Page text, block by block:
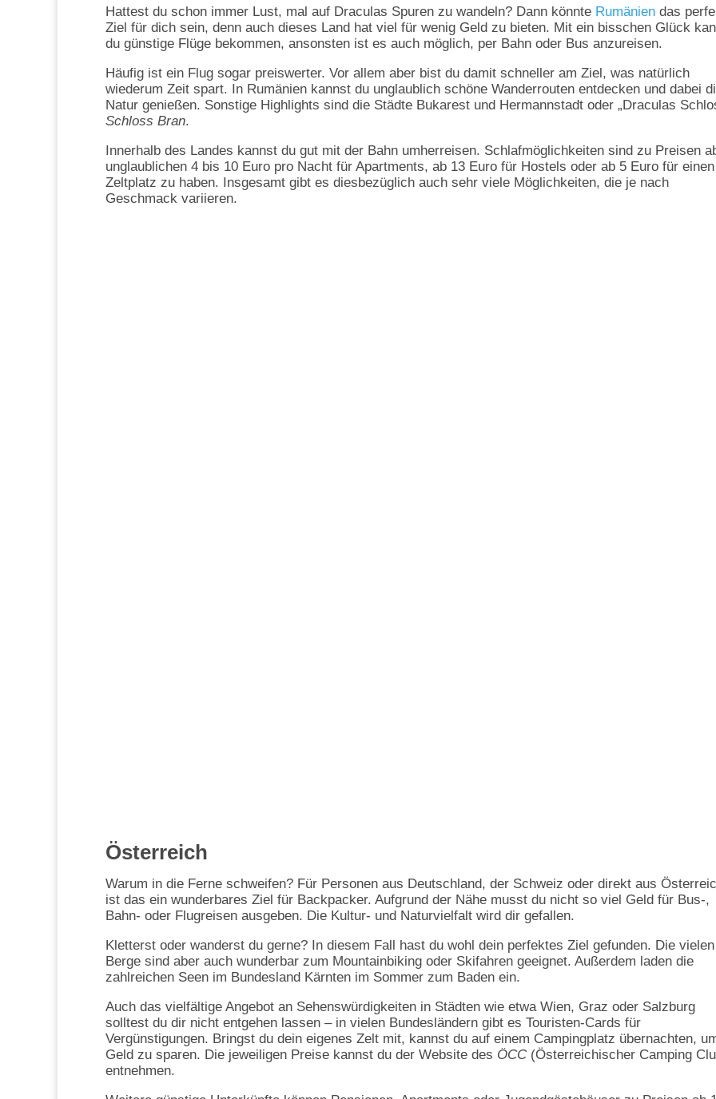
Hattest du schon immer Lust, mal auf Draculas Spuren zu wandeln? Dann könnte Rumänien das
Ziel für dich sein, denn auch dieses Land hat viel für wenig Geld zu bieten. Mit ein bisschen Glück
du günstige Flüge bekommen, ansonsten ist es auch möglich, per Bahn oder Bus anzureisen.
Häufig ist ein Flug sogar preiswerter. Vor allem aber bist du damit schneller am Ziel, was natürlich
wiederum Zeit spart. In Rumänien kannst du unglaublich schöne Wanderrouten entdecken und dabei
Natur genießen. Sonstige Highlights sind die Städte Bukarest und Hermannstadt oder „Draculas
Schloss Bran.
Innerhalb des Landes kannst du gut mit der Bahn umherreisen. Schlafmöglichkeiten sind zu Preisen
unglaublichen 4 bis 10 Euro pro Nacht für Apartments, ab 13 Euro für Hostels oder ab 5 Euro für einen
Zeltplatz zu haben. Insgesamt gibt es diesbezüglich auch sehr viele Möglichkeiten, die je nach
Geschmack variieren.
Österreich
Warum in die Ferne schweifen? Für Personen aus Deutschland, der Schweiz oder direkt aus
ist das ein wunderbares Ziel für Backpacker. Aufgrund der Nähe musst du nicht so viel Geld für Bus-,
Bahn- oder Flugreisen ausgeben. Die Kultur- und Naturvielfalt wird dir gefallen.
Kletterst oder wanderst du gerne? In diesem Fall hast du wohl dein perfektes Ziel gefunden. Die vielen
Berge sind aber auch wunderbar zum Mountainbiking oder Skifahren geeignet. Außerdem laden die
zahlreichen Seen im Bundesland Kärnten im Sommer zum Baden ein.
Auch das vielfältige Angebot an Sehenswürdigkeiten in Städten wie etwa Wien, Graz oder Salzburg
solltest du dir nicht entgehen lassen – in vielen Bundesländern gibt es Touristen-Cards für
Vergünstigungen. Bringst du dein eigenes Zelt mit, kannst du auf einem Campingplatz übernachten,
Geld zu sparen. Die jeweiligen Preise kannst du der Website des ÖCC(Österreichischer Camping
entnehmen.